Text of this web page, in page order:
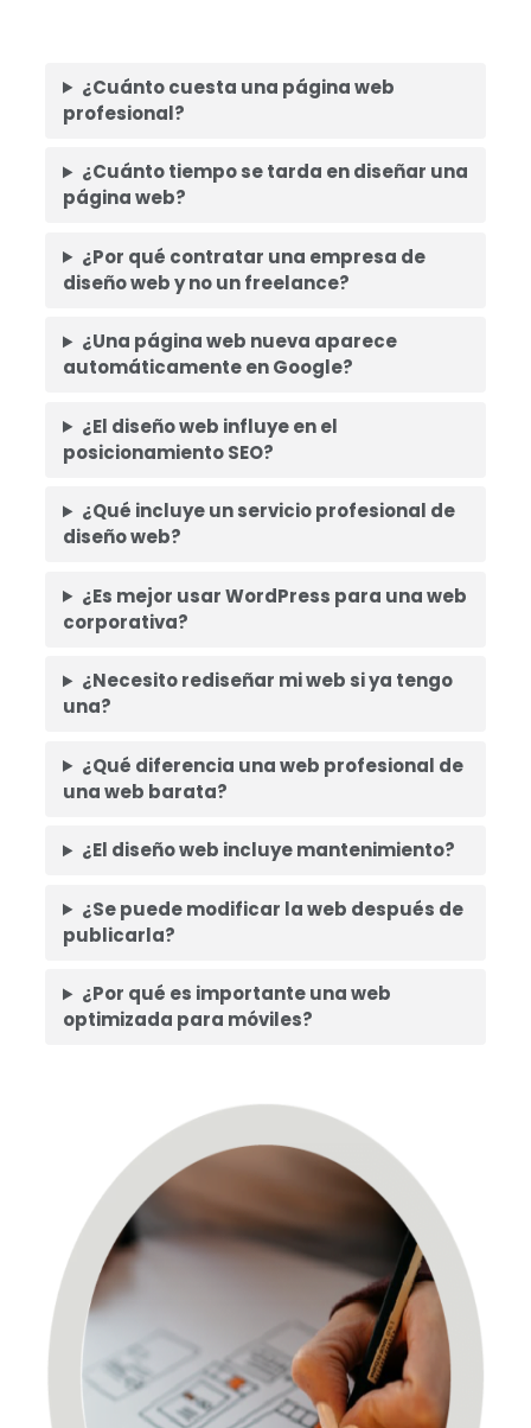
¿Cuánto cuesta una página web
profesional?
¿Cuánto tiempo se tarda en diseñar una
página web?
¿Por qué contratar una empresa de
diseño web y no un freelance?
¿Una página web nueva aparece
automáticamente en Google?
¿El diseño web influye en el
posicionamiento SEO?
¿Qué incluye un servicio profesional de
diseño web?
¿Es mejor usar WordPress para una web
corporativa?
¿Necesito rediseñar mi web si ya tengo
una?
¿Qué diferencia una web profesional de
una web barata?
¿El diseño web incluye mantenimiento?
¿Se puede modificar la web después de
publicarla?
¿Por qué es importante una web
optimizada para móviles?